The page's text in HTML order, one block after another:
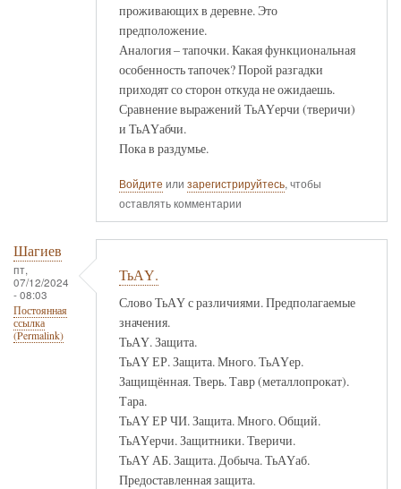
проживающих в деревне. Это
предположение.
Аналогия – тапочки. Какая функциональная
особенность тапочек? Порой разгадки
приходят со сторон откуда не ожидаешь.
Сравнение выражений ТьАҮерчи (тверичи)
и ТьАҮабчи.
Пока в раздумье.
Войдите или зарегистрируйтесь, чтобы
оставлять комментарии
Шагиев
пт,
07/12/2024
- 08:03
Постоянная
ссылка
(Permalink)
ТьАҮ.
Слово ТьАҮ с различиями. Предполагаемые
значения.
ТьАҮ. Защита.
ТьАҮ ЕР. Защита. Много. ТьАҮер.
Защищённая. Тверь. Тавр (металлопрокат).
Тара.
ТьАҮ ЕР ЧИ. Защита. Много. Общий.
ТьАҮерчи. Защитники. Тверичи.
ТьАҮ АБ. Защита. Добыча. ТьАҮаб.
Предоставленная защита.